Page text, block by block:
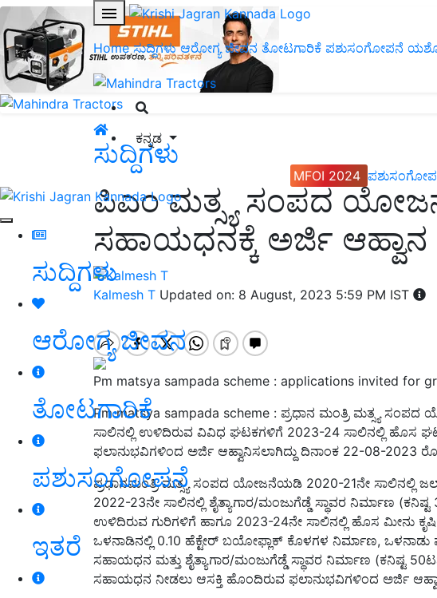
Home ಸುದ್ದಿಗಳು ಆರೋಗ್ಯ ಜೀವನ ತೋಟಗಾರಿಕೆ ಪಶುಸಂಗೋಪನೆ
ಕನ್ನಡ
MFOI 2024
ಸುದ್ದಿಗಳು
ಆರೋಗ್ಯ ಜೀವನ
ತೋಟಗಾರಿಕೆ
ಪಶುಸಂಗೋಪನೆ
ಇತರೆ
ಸುದ್ದಿಗಳು
ಪಿಎಂ ಮತ್ಸ್ಯ ಸಂಪದ
ಸಹಾಯಧನಕ್ಕೆ ಅರ್ಜಿ ಆಹ್ವಾನ
Kalmesh T Updated on: 8 August, 2023 5:59 PM IST
Pm matsya sampada scheme : applications invited for
Pm matsya sampada scheme : ಪ್ರಧಾನ ಮಂತ್ರಿ ಮತ್ಸ್ಯ
ಸಾಲಿನಲ್ಲಿ ಉಳಿದಿರುವ ವಿವಿಧ ಘಟಕಗಳಿಗೆ 2023-24 ಸಾಲಿನಲ್ಲಿ ಹೊಸ
ಫಲಾನುಭವಿಗಳಿಂದ ಅರ್ಜಿ ಆಹ್ವಾನಿಸಲಾಗಿದ್ದು ದಿನಾಂಕ 22-08-2023
ಪ್ರಧಾನಮಂತ್ರಿ ಮತ್ಸ್ಯ ಸಂಪದ ಯೋಜನೆಯಡಿ 2020-21ನೇ ಸಾಲಿನಲ್ಲಿ
2022-23ನೇ ಸಾಲಿನಲ್ಲಿ ಶೈತ್ಯಾಗಾರ/ಮಂಜುಗೆಡ್ಡೆ ಸ್ಥಾವರ ನಿರ್ಮಾಣ
ಉಳಿದಿರುವ ಗುರಿಗಳಿಗೆ ಹಾಗೂ 2023-24ನೇ ಸಾಲಿನಲ್ಲಿ ಹೊಸ ಮೀನು
ಒಳನಾಡಿನಲ್ಲಿ 0.10 ಹೆಕ್ಟೇರ್ ಬಯೋಫ್ಲಾಕ್ ಕೊಳಗಳ ನಿರ್ಮಾಣ,
ಸಹಾಯಧನ ಮತ್ತು ಶೈತ್ಯಾಗಾರ/ಮಂಜುಗೆಡ್ಡೆ ಸ್ಥಾವರ ನಿರ್ಮಾಣ (ಕನಿಷ್ಟ
ಸಹಾಯಧನ ನೀಡಲು ಆಸಕ್ತಿ ಹೊಂದಿರುವ ಫಲಾನುಭವಿಗಳಿಂದ ಅರ್ಜಿ